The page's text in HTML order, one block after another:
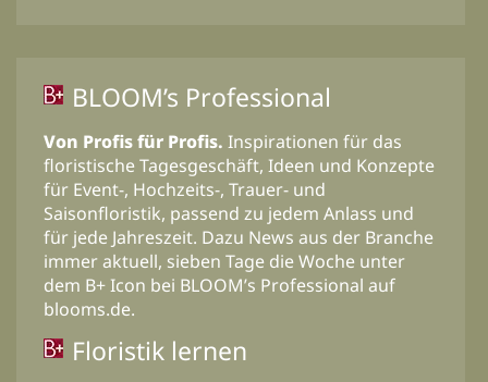
BLOOM’s Professional
Von Profis für Profis. Inspirationen für das
floristische Tagesgeschäft, Ideen und Konzepte
für Event-, Hochzeits-, Trauer- und
Saisonfloristik, passend zu jedem Anlass und
für jede Jahreszeit. Dazu News aus der Branche
immer aktuell, sieben Tage die Woche unter
dem B+ Icon bei BLOOM’s Professional auf
blooms.de.
Floristik lernen